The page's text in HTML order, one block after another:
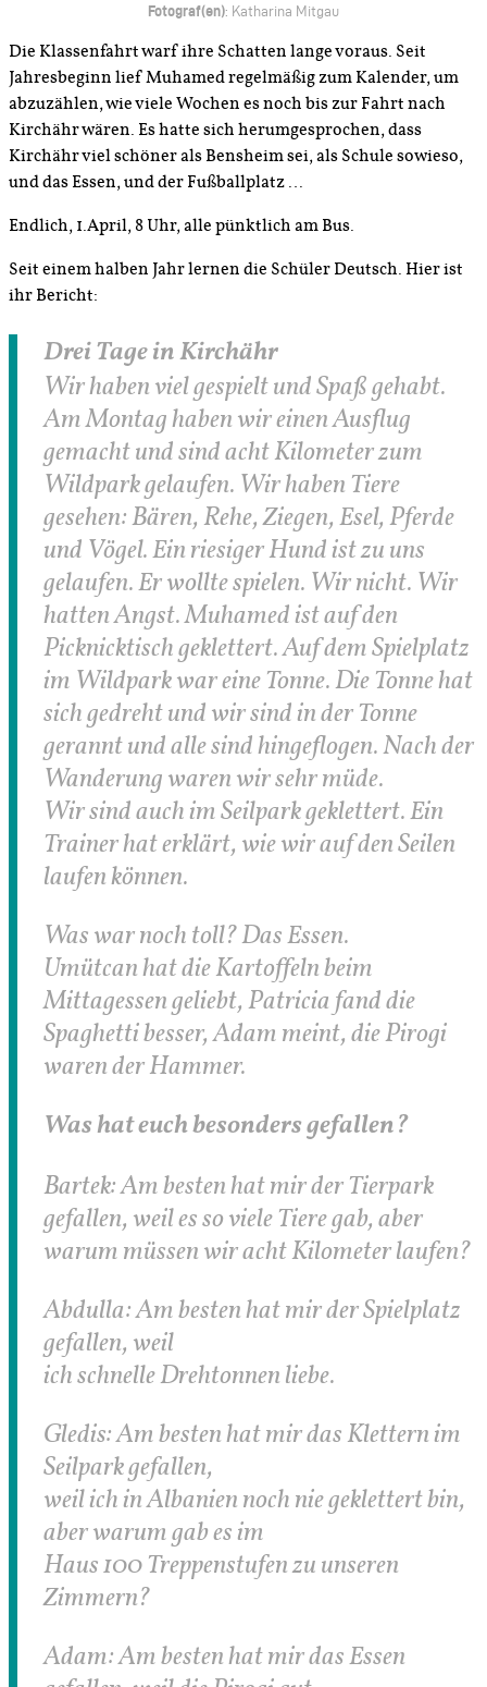
Fotograf(en): Katharina Mitgau
Die Klassenfahrt warf ihre Schatten lange voraus. Seit
Jahresbeginn lief Muhamed regelmäßig zum Kalender, um
abzuzählen, wie viele Wochen es noch bis zur Fahrt nach
Kirchähr wären. Es hatte sich herumgesprochen, dass
Kirchähr viel schöner als Bensheim sei, als Schule sowieso,
und das Essen, und der Fußballplatz …
Endlich, 1.April, 8 Uhr, alle pünktlich am Bus.
Seit einem halben Jahr lernen die Schüler Deutsch. Hier ist
ihr Bericht:
Drei Tage in Kirchähr
Wir haben viel gespielt und Spaß gehabt.
Am Montag haben wir einen Ausflug
gemacht und sind acht Kilometer zum
Wildpark gelaufen. Wir haben Tiere
gesehen: Bären, Rehe, Ziegen, Esel, Pferde
und Vögel. Ein riesiger Hund ist zu uns
gelaufen. Er wollte spielen. Wir nicht. Wir
hatten Angst. Muhamed ist auf den
Picknicktisch geklettert. Auf dem Spielplatz
im Wildpark war eine Tonne. Die Tonne hat
sich gedreht und wir sind in der Tonne
gerannt und alle sind hingeflogen. Nach der
Wanderung waren wir sehr müde.
Wir sind auch im Seilpark geklettert. Ein
Trainer hat erklärt, wie wir auf den Seilen
laufen können.
Was war noch toll? Das Essen.
Umütcan hat die Kartoffeln beim
Mittagessen geliebt, Patricia fand die
Spaghetti besser, Adam meint, die Pirogi
waren der Hammer.
Was hat euch besonders gefallen?
Bartek: Am besten hat mir der Tierpark
gefallen, weil es so viele Tiere gab, aber
warum müssen wir acht Kilometer laufen?
Abdulla: Am besten hat mir der Spielplatz
gefallen, weil
ich schnelle Drehtonnen liebe.
Gledis: Am besten hat mir das Klettern im
Seilpark gefallen,
weil ich in Albanien noch nie geklettert bin,
aber warum gab es im
Haus 100 Treppenstufen zu unseren
Zimmern?
Adam: Am besten hat mir das Essen